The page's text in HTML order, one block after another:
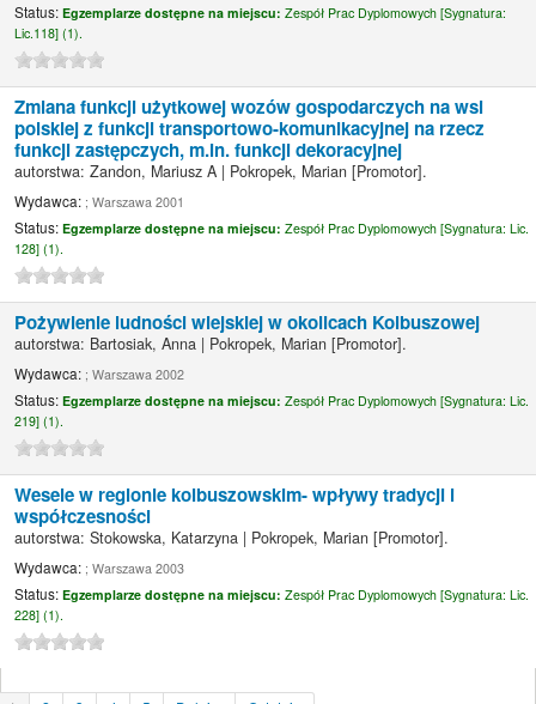
Status:Egzemplarze dostępne na miejscu:Zespół Prac Dyplomowych [Sygnatura:
Lic.118] (1).
Zmiana funkcji użytkowej wozów gospodarczych na wsi
polskiej z funkcji transportowo-komunikacyjnej na rzecz
funkcji zastępczych, m.in. funkcji dekoracyjnej
autorstwa:Zandon, Mariusz A | Pokropek, Marian [Promotor].
Wydawca: ; Warszawa 2001
Status:Egzemplarze dostępne na miejscu:Zespół Prac Dyplomowych [Sygnatura:Lic.
128] (1).
Pożywienie ludności wiejskiej w okolicach Kolbuszowej
autorstwa: Bartosiak, Anna | Pokropek, Marian [Promotor].
Wydawca: ; Warszawa 2002
Status:Egzemplarze dostępne na miejscu:Zespół Prac Dyplomowych [Sygnatura:Lic.
219] (1).
Wesele w regionie kolbuszowskim- wpływy tradycji i
współczesności
autorstwa:Stokowska, Katarzyna | Pokropek, Marian [Promotor].
Wydawca: ; Warszawa 2003
Status:Egzemplarze dostępne na miejscu:Zespół Prac Dyplomowych [Sygnatura:Lic.
228] (1).